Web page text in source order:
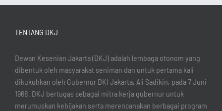
TENTANG DKJ
Dewan Kesenian Jakarta (DKJ) adalah lembaga otonom yang
dibentuk oleh masyarakat seniman dan untuk pertama kali
dikukuhkan oleh Gubernur DKI Jakarta, Ali Sadikin, pada 7 Juni
1968. DKJ bertugas sebagai mitra kerja gubernur untuk
merumuskan kebijakan serta merencanakan berbagai program